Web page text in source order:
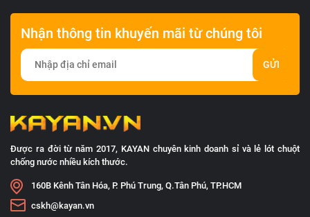
Nhận thông tin khuyến mãi từ chúng tôi
GỬI
Được ra đời từ năm 2017, KAYAN chuyên kinh doanh sỉ và lẻ lót chuột
chống nước nhiều kích thước.
160B Kênh Tân Hóa, P. Phú Trung, Q.Tân Phú, TP.HCM
cskh@kayan.vn